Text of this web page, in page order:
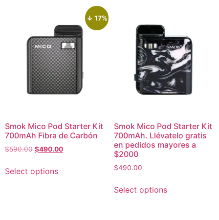
↓ 17%
Smok Mico Pod Starter Kit
700mAh Fibra de Carbón
$590.00 $490.00
Select options
Smok Mico Pod Starter Kit
700mAh. Llévatelo gratis
en pedidos mayores a
$2000
$490.00
Select options